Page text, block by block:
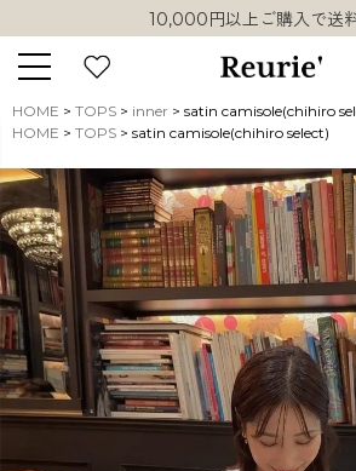
10,000円以上ご購入で送
類似ブランド・他社ショップ様との誤
10,000円以上ご購入で送料
キーワード
販売タイプ
新着 再入荷
HOME TOPS inner
satin camisole(chihiro
HOME
TOPS satin camisole(chihiro select)